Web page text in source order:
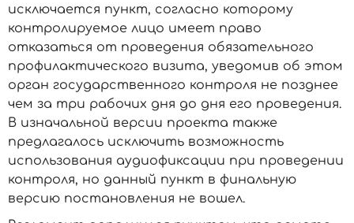
исключается пункт, согласно которому
контролируемое лицо имеет право
отказаться от проведения обязательного
профилактического визита, уведомив об этом
орган государственного контроля не позднее
чем за три рабочих дня до дня его проведения.
В изначальной версии проекта также
предлагалось исключить возможность
использования аудиофиксации при проведении
контроля, но данный пункт в финальную
версию постановления не вошел.